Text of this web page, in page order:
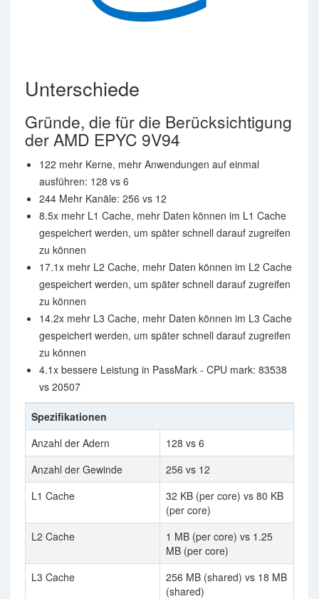
Unterschiede
Gründe, die für die Berücksichtigung
der AMD EPYC 9V94
122 mehr Kerne, mehr Anwendungen auf einmal
ausführen: 128 vs 6
244 Mehr Kanäle: 256 vs 12
8.5x mehr L1 Cache, mehr Daten können im L1 Cache
gespeichert werden, um später schnell darauf zugreifen
zu können
17.1x mehr L2 Cache, mehr Daten können im L2 Cache
gespeichert werden, um später schnell darauf zugreifen
zu können
14.2x mehr L3 Cache, mehr Daten können im L3 Cache
gespeichert werden, um später schnell darauf zugreifen
zu können
4.1x bessere Leistung in PassMark - CPU mark: 83538
vs 20507
Spezifikationen
Anzahl der Adern
128 vs 6
Anzahl der Gewinde
256 vs 12
L1 Cache
32 KB (per core) vs 80 KB
(per core)
L2 Cache
1 MB (per core) vs 1.25
MB (per core)
L3 Cache
256 MB (shared) vs 18 MB
(shared)